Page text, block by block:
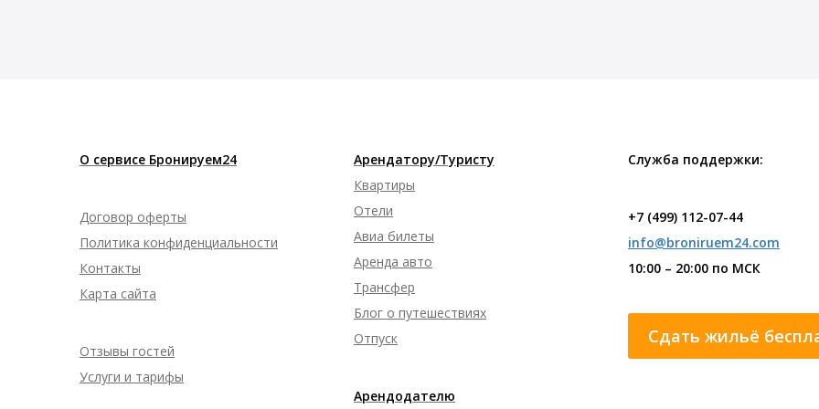
О сервисе Бронируем24
Договор оферты
Политика конфиденциальности
Контакты
Карта сайта
Отзывы гостей
Услуги и тарифы
Арендатору/Туристу
Квартиры
Отели
Авиа билеты
Аренда авто
Трансфер
Блог о путешествиях
Отпуск
Арендодателю
Служба поддержки:
+7 (499) 112-07-44
info@broniruem24.com
10:00 – 20:00 по МСК
Сдать жильё